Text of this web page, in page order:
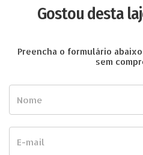
Gostou desta
Preencha o formulário
sem